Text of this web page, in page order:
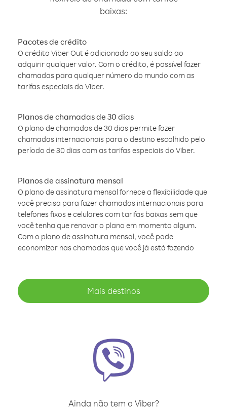
baixas:
Pacotes de crédito
O crédito Viber Out é adicionado ao seu saldo ao
adquirir qualquer valor. Com o crédito, é possível fazer
chamadas para qualquer número do mundo com as
tarifas especiais do Viber.
Planos de chamadas de 30 dias
O plano de chamadas de 30 dias permite fazer
chamadas internacionais para o destino escolhido pelo
período de 30 dias com as tarifas especiais do Viber.
Planos de assinatura mensal
O plano de assinatura mensal fornece a flexibilidade que
você precisa para fazer chamadas internacionais para
telefones fixos e celulares com tarifas baixas sem que
você tenha que renovar o plano em momento algum.
Com o plano de assinatura mensal, você pode
economizar nas chamadas que você já está fazendo
Mais destinos
Ainda não tem o Viber?